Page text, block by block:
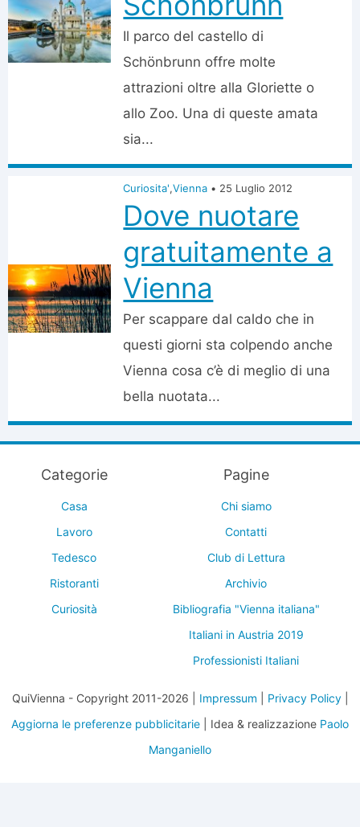
Il parco del castello di
Schönbrunn offre molte
attrazioni oltre alla Gloriette o
allo Zoo. Una di queste amata
sia...
Curiosita',Vienna • 25 Luglio 2012
Dove nuotare
gratuitamente a
Vienna
Per scappare dal caldo che in
questi giorni sta colpendo anche
Vienna cosa c’è di meglio di una
bella nuotata...
Categorie
Casa
Lavoro
Tedesco
Ristoranti
Curiosità
Pagine
Chi siamo
Contatti
Club di Lettura
Archivio
Bibliografia "Vienna italiana"
Italiani in Austria 2019
Professionisti Italiani
QuiVienna - Copyright 2011-2026 | Impressum Privacy Policy|
Aggiorna le preferenze pubblicitarie | Idea & realizzazione Paolo
Manganiello